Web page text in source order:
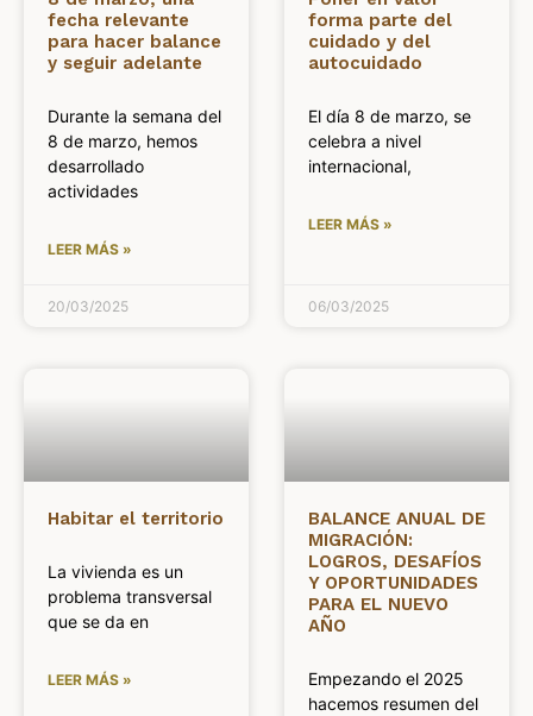
fecha relevante
para hacer balance
y seguir adelante
Durante la semana del
8 de marzo, hemos
desarrollado
actividades
LEER MÁS »
20/03/2025
forma parte del
cuidado y del
autocuidado
El día 8 de marzo, se
celebra a nivel
internacional,
LEER MÁS »
06/03/2025
Habitar el territorio
La vivienda es un
problema transversal
que se da en
LEER MÁS »
BALANCE ANUAL DE
MIGRACIÓN:
LOGROS, DESAFÍOS
Y OPORTUNIDADES
PARA EL NUEVO
AÑO
Empezando el 2025
hacemos resumen del